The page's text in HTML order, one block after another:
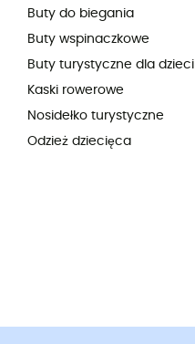
Buty do biegania
Buty wspinaczkowe
Buty turystyczne dla dzieci
Kaski rowerowe
Nosidełko turystyczne
Odzież dziecięca